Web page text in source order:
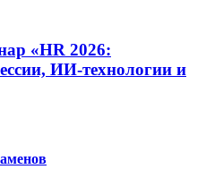
«HR 2026:
ИИ-технологии и